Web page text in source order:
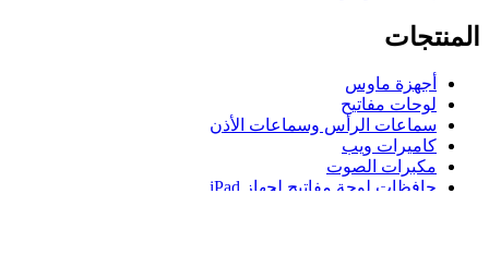
المنتجات
أجهزة ماوس
لوحات مفاتيح
سماعات الرأس وسماعات الأذن
كاميرات ويب
مكبرات الصوت
حافظات لوحة مفاتيح لجهاز iPad